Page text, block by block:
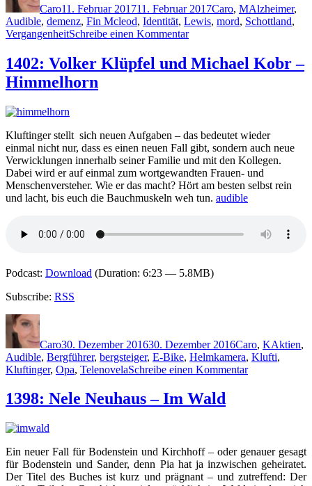
Caro11. Februar 201711. Februar 2017Caro, MAlzheimer,
Audible, demenz, Fin Mcleod, Identität, Lewis, mord, Schottland,
VergangenheitSchreibe einen Kommentarzu
Peter
May
Bruders
1402: Volker Klüpfel und Michael Kobr –
Himmelhorn
Kluftinger stellt sich neuen Aufgaben – das bedeutet wieder
einmal nicht nur, dass es einen neuen Fall gibt, sondern auch neue
Verwicklungen innerhalb seiner Familie und mit den Kollegen.
Dabei wird er auf einmal zum wortgewandten Frauen- und
Menschenversteher. Wie er das macht? Hört am besten selbst rein
und lacht, bis euch die Bauchmuskeln weh tun. audible
Podcast: Download (Duration: 6:23 — 5.8MB)
Subscribe: RSS
Autor
Caro30. Dezember 201630. Dezember 2016Caro, KAktien,
Audible, Bergführer, bergsteiger, E-Bike, Helmkamera, Klufti,
Kluftinger, Opa, TelenovelaSchreibe einen Kommentarzu
–
Himmelhorn
1398: Nele Neuhaus – Im Wald
Ein neuer Fall für Bodenstein und Kirchhoff – oder genauer gesagt
für Bodenstein und Sander, denn Pia hat ja inzwischen geheiratet.
Der Titel des Buches ist kurz und prägnant – und zutreffend: Der